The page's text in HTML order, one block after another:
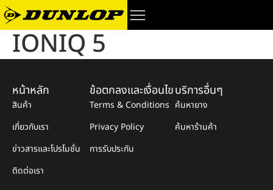
IONIQ 5
หน้าหลัก
สินค้า
เกี่ยวกับเรา
ข่าวสารและโปรโมชั่น
ติดต่อเรา
ข้อตกลงและเงื่อนไข
Terms & Conditions
Privacy Policy
การรับประกัน
บริการอื่นๆ
ค้นหายาง
ค้นหาร้านค้า